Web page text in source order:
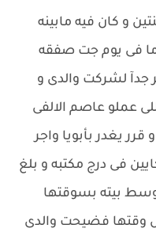
و كان فيه مابينه
فى يوم جت صفقه
جدآ لشركت والدى و
عملو عاصم الالفى
يغدر بأبويا واجر
فى درج مكتبه و بلغ
بيته بسوقتها
وقتها فضيحت والدى